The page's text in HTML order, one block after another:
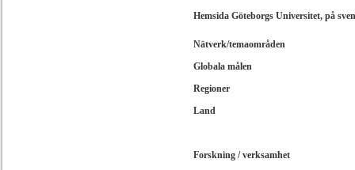
Hemsida Göteborgs Universitet, på
Nätverk/temaområden
Globala målen
Regioner
Land
Forskning / verksamhet